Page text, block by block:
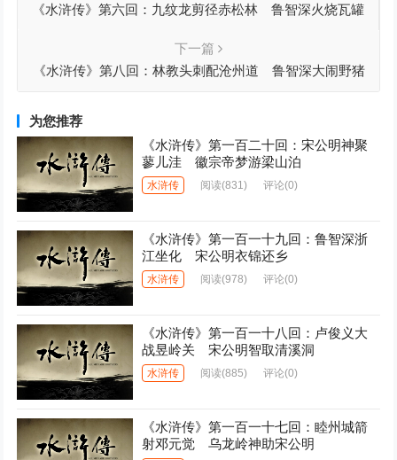
《水浒传》第六回：九纹龙剪径赤松林 鲁智深火烧瓦罐
下一篇
《水浒传》第八回：林教头刺配沧州道 鲁智深大闹野猪
为您推荐
《水浒传》第一百二十回：宋公明神聚
蓼儿洼 徽宗帝梦游梁山泊
水浒传 阅读(831) 评论(0)
《水浒传》第一百一十九回：鲁智深浙
江坐化 宋公明衣锦还乡
水浒传 阅读(978) 评论(0)
《水浒传》第一百一十八回：卢俊义大
战昱岭关 宋公明智取清溪洞
水浒传 阅读(885) 评论(0)
《水浒传》第一百一十七回：睦州城箭
射邓元觉 乌龙岭神助宋公明